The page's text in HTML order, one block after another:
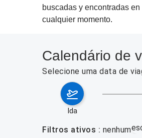
buscadas y encontradas
cualquier momento.
Calendário de
Selecione uma data de
ida
Filtros ativos nenhum